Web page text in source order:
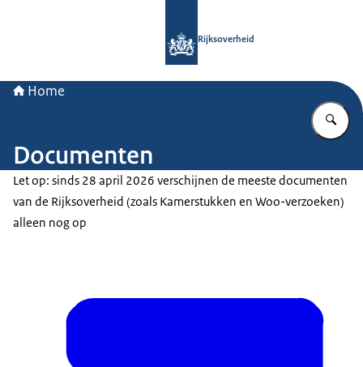
Rijksoverheid
Home
Documenten
Let op: sinds 28 april 2026 verschijnen de meeste documenten
van de Rijksoverheid (zoals Kamerstukken en Woo-verzoeken)
alleen nog op